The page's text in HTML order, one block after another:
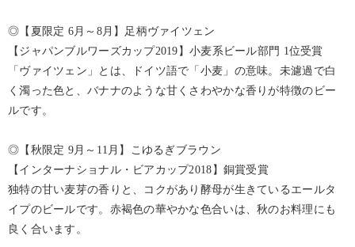
◎【夏限定 6月～8月】足柄ヴァイツェン
【ジャパンブルワーズカップ2019】小麦系ビール部門 1位受賞
「ヴァイツェン」とは、ドイツ語で「小麦」の意味。未濾過で白
く濁った色と、バナナのような甘くさわやかな香りが特徴のビー
ルです。
◎【秋限定 9月～11月】こゆるぎブラウン
【インターナショナル・ビアカップ2018】銅賞受賞
独特の甘い麦芽の香りと、コクがあり酵母が生きているエールタ
イプのビールです。赤褐色の華やかな色合いは、秋のお料理にも
良く合います。